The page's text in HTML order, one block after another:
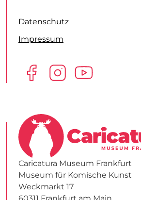
Datenschutz
Impressum
Caricatura Museum Frankfurt
Museum für Komische Kunst
Weckmarkt 17